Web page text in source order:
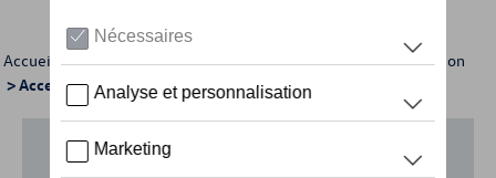
Accueil >Pour votre Volkswagen >Lifestyle >Active Collection
> Accessoires